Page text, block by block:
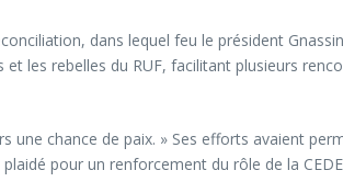
dans lequel feu le président
les rebelles du RUF, facilitant plusieurs
chance de paix. » Ses efforts avaient
pour un renforcement du rôle de la